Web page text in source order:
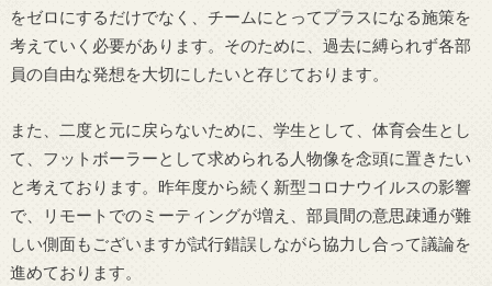
をゼロにするだけでなく、チームにとってプラスになる施策を
考えていく必要があります。そのために、過去に縛られず各部
員の自由な発想を大切にしたいと存じております。
また、二度と元に戻らないために、学生として、体育会生とし
て、フットボーラーとして求められる人物像を念頭に置きたい
と考えております。昨年度から続く新型コロナウイルスの影響
で、リモートでのミーティングが増え、部員間の意思疎通が難
しい側面もございますが試行錯誤しながら協力し合って議論を
進めております。